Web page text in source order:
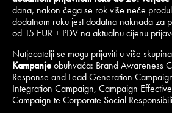
dana, nakon čega se rok više neće
dodatnom roku jest dodatna naknada za
od 15 EUR + PDV na aktualnu cijenu
Natjecatelji se mogu prijaviti u više
Kampanjeobuhvaća: Brand Awareness
Response and Lead Generation
Integration Campaign, Campaign
Campaign te Corporate Social